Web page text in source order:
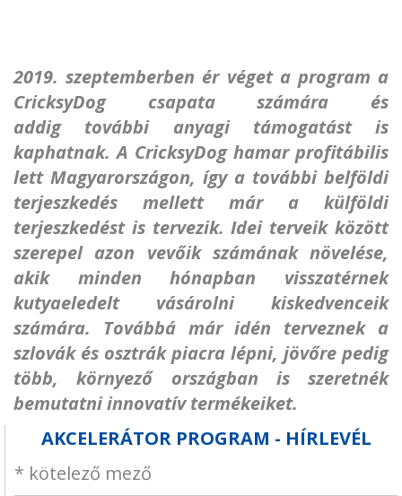
2019. szeptemberben ér véget a program a
CricksyDog csapata számára és
addig további anyagi támogatást is
kaphatnak.A CricksyDog hamar profitábilis
lett Magyarországon, így a további belföldi
terjeszkedés mellett már a külföldi
terjeszkedést is tervezik. Idei terveik között
szerepel azon vevőik számának növelése,
akik minden hónapban visszatérnek
kutyaeledelt vásárolni kiskedvenceik
számára. Továbbá már idén terveznek a
szlovák és osztrák piacra lépni, jövőre pedig
több, környező országban is szeretnék
bemutatni innovatív termékeiket.
AKCELERÁTOR PROGRAM - HÍRLEVÉL
* kötelező mező